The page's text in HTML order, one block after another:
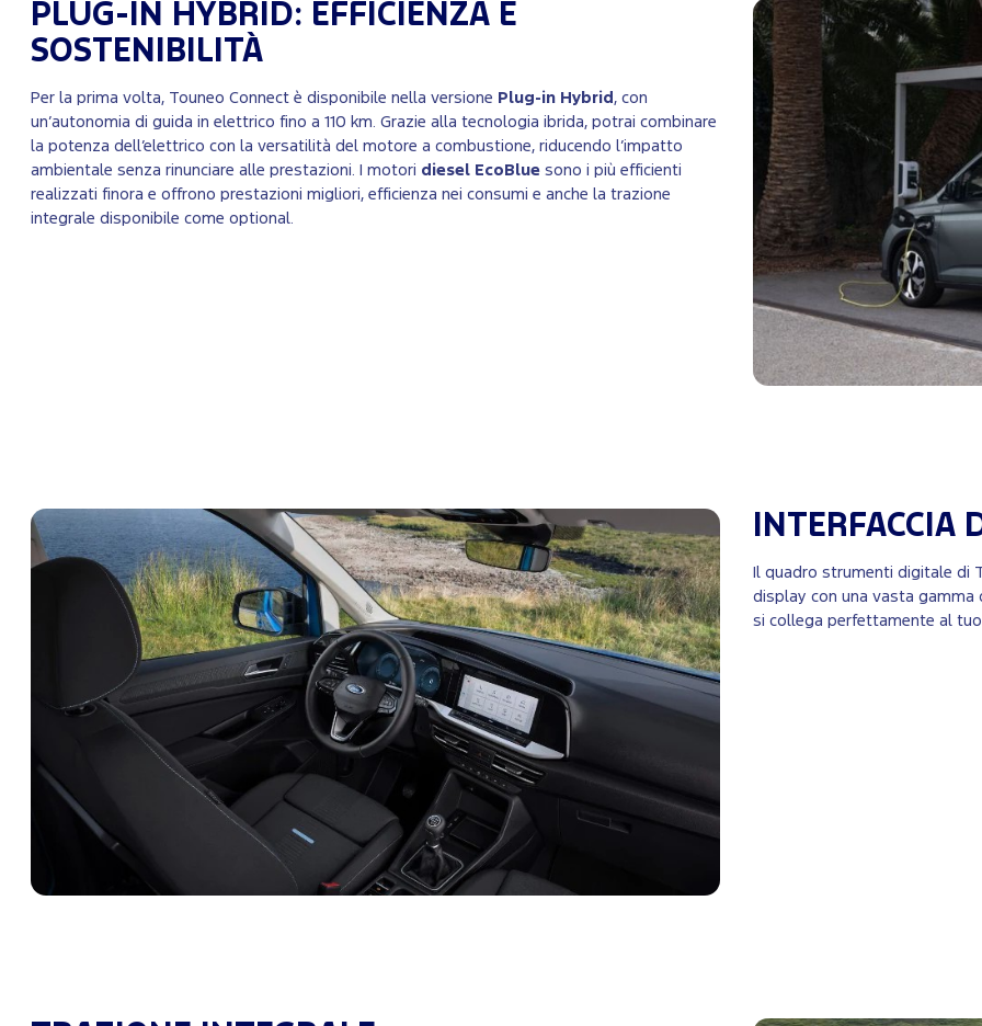
PLUG-IN HYBRID: EFFICIENZA E
SOSTENIBILITÀ
Per la prima volta, Touneo Connect è disponibile nella versione Plug-in Hybrid , con
un’autonomia di guida in elettrico fino a 110 km. Grazie alla tecnologia ibrida, potrai combinare
la potenza dell’elettrico con la versatilità del motore a combustione, riducendo l’impatto
ambientale senza rinunciare alle prestazioni. I motori diesel EcoBlue sono i più efficienti
realizzati finora e offrono prestazioni migliori, efficienza nei consumi e anche la trazione
integrale disponibile come optional.
INTERFACCIA
Il quadro strumenti digitale di
display con una vasta gamma
si collega perfettamente al